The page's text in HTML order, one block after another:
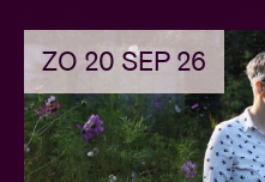
ZO 20 SEP 26